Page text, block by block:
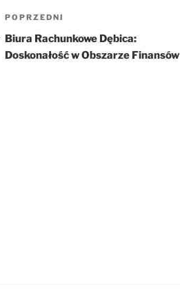
Nawigacja
wpisu
Poprzedni
wpis
POPRZEDNI
Biura Rachunkowe Dębica:
Doskonałość w Obszarze Finansów